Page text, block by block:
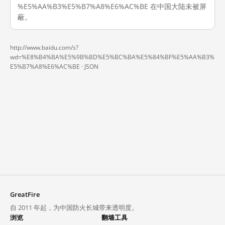
%E5%AA%B3%E5%B7%A8%E6%AC%BE 在中国大陆未被屏
蔽。
http://www.baidu.com/s?
wd=%E8%B4%BA%E5%9B%BD%E5%BC%BA%E5%84%BF%E5%AA%B3%
E5%B7%A8%E6%AC%BE · JSON
GreatFire
自 2011 年起，为中国防火长城带来透明度。
浏览
翻墙工具